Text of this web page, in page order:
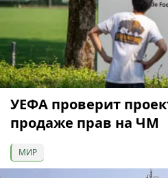
УЕФА проверит
продаже прав на ЧМ
МИР